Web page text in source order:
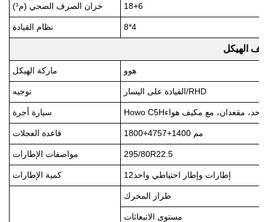
خزان الصرف الصحي (م³) 18+6
نظام القيادة 8*4
الهيكل
ماركة الهيكل هوو
توجيه القيادة على اليسار/RHD
سيارة أجرة Howo C5Hمقعدان، مع مكيف هواء
قاعدة العجلات 1800+4757+1400 مم
مواصفات الإطارات 295/80R22.5
كمية الإطارات 12إطارات وإطار احتياطي واحد
طراز المحرك
مستوى الانبعاثات